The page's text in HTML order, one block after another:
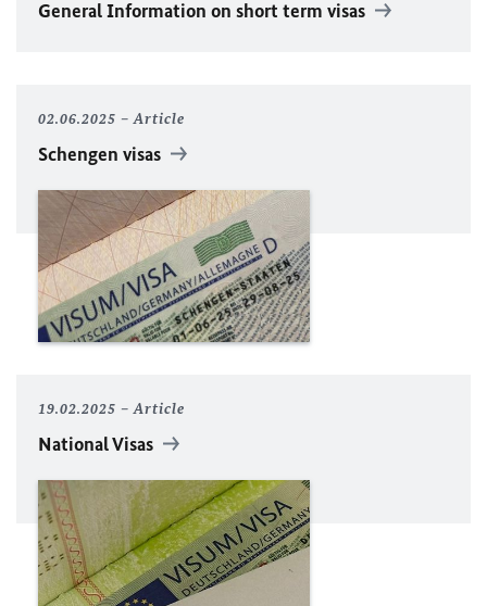
General Information on short term visas
02.06.2025 Article
Schengen visas
19.02.2025 Article
National Visas